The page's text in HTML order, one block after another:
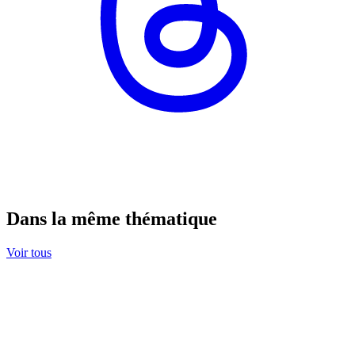
Dans la même thématique
Voir tous